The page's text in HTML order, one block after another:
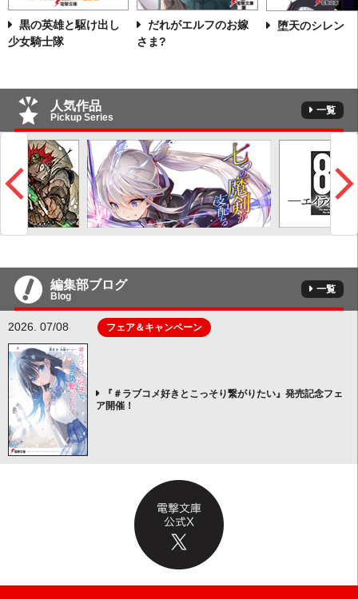
黒の英雄と駆け出し
少女騎士隊
だれがエルフのお嫁
さま?
堕天のシレン
人気作品
Pickup Series
一覧
編集部ブログ
Blog
一覧
2026. 07/08 フェア＆キャンペーン
『＃ラブコメ好きとこっそり繋がりたい』発売記念フェ
ア開催！